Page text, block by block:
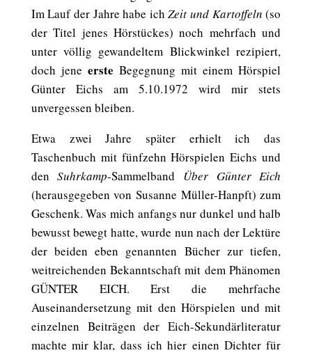
Im Lauf der Jahre habe ichZeit und Kartoffeln (so
der Titel jenes Hörstückes) noch mehrfach und
unter völlig gewandeltem Blickwinkel rezipiert,
doch jene ersteBegegnung mit einem Hörspiel
Günter Eichs am 5.10.1972 wird mir stets
unvergessen bleiben.
Etwa zwei Jahre später erhielt ich das
Taschenbuch mit fünfzehn Hörspielen Eichs und
denSuhrkamp-Sammelband Über Günter Eich
(herausgegeben von Susanne Müller-Hanpft) zum
Geschenk. Was mich anfangs nur dunkel und halb
bewusst bewegt hatte, wurde nun nach der Lektüre
der beiden eben genannten Bücher zur tiefen,
weitreichenden Bekanntschaft mit dem Phänomen
GÜNTER EICH. Erst die mehrfache
Auseinandersetzung mit den Hörspielen und mit
einzelnen Beiträgen der Eich-Sekundärliteratur
machte mir klar, dass ich hier einen Dichter für